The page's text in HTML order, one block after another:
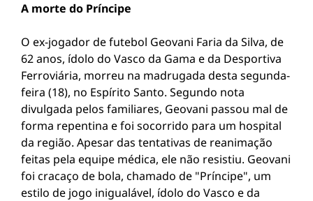
A morte do Príncipe
O ex-jogador de futebol Geovani Faria da Silva, de
62 anos, ídolo do Vasco da Gama e da Desportiva
Ferroviária, morreu na madrugada desta segunda-
feira (18), no Espírito Santo. Segundo nota
divulgada pelos familiares, Geovani passou mal de
forma repentina e foi socorrido para um hospital
da região. Apesar das tentativas de reanimação
feitas pela equipe médica, ele não resistiu. Geovani
foi cracaço de bola, chamado de "Príncipe", um
estilo de jogo inigualável, ídolo do Vasco e da